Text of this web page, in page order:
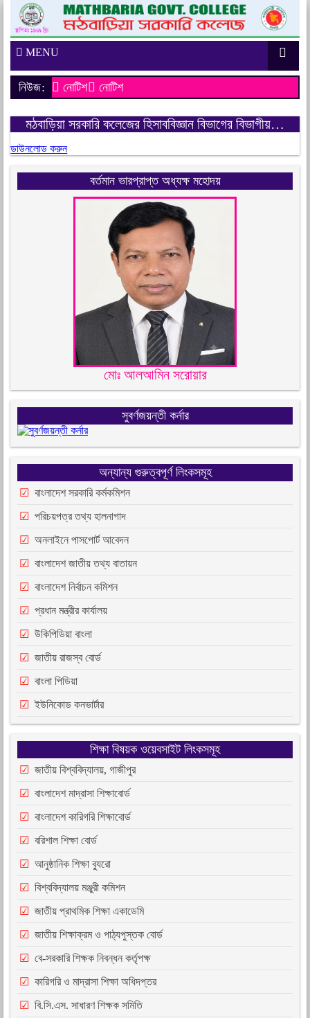
MENU
নিউজ: নোটিশ
নোটিশ
মঠবাড়িয়া সরকারি কলেজের হিসাববিজ্ঞান বিভাগের বিভাগীয়…
ডাউনলোড করুন
বর্তমান ভারপ্রাপ্ত অধ্যক্ষ মহোদয়
মোঃ আলআমিন সরোয়ার
সুবর্ণজয়ন্তী কর্নার
অন্যান্য গুরুত্বপূর্ণ লিংকসমূহ
বাংলাদেশ সরকারি কর্মকমিশন
পরিচয়পত্র তথ্য হালনাগাদ
অনলাইনে পাসপোর্ট আবেদন
বাংলাদেশ জাতীয় তথ্য বাতায়ন
বাংলাদেশ নির্বাচন কমিশন
প্রধান মন্ত্রীর কার্যালয়
উকিপিডিয়া বাংলা
জাতীয় রাজস্ব বোর্ড
বাংলা পিডিয়া
ইউনিকোড কনভার্টার
শিক্ষা বিষয়ক ওয়েবসাইট লিংকসমূহ
জাতীয় বিশ্ববিদ্যালয়, গাজীপুর
বাংলাদেশ মাদ্রাসা শিক্ষাবোর্ড
বাংলাদেশ কারিগরি শিক্ষাবোর্ড
বরিশাল শিক্ষা বোর্ড
আনুষ্ঠানিক শিক্ষা ব্যুরো
বিশ্ববিদ্যালয় মঞ্জুরী কমিশন
জাতীয় প্রাথমিক শিক্ষা একাডেমি
জাতীয় শিক্ষাক্রম ও পাঠ্যপুস্তক বোর্ড
বে-সরকারি শিক্ষক নিবন্ধন কর্তৃপক্ষ
কারিগরি ও মাদ্রাসা শিক্ষা অধিদপ্তর
বি.সি.এস. সাধারণ শিক্ষক সমিতি